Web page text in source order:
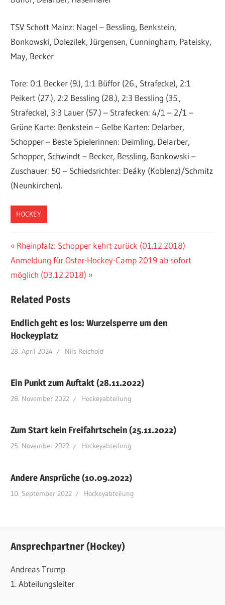
TSV Schott Mainz: Nagel – Bessling, Benkstein,
Bonkowski, Dolezilek, Jürgensen, Cunningham, Pateisky,
May, Becker
Tore: 0:1 Becker (9.), 1:1 Büffor (26., Strafecke), 2:1
Peikert (27.), 2:2 Bessling (28.), 2:3 Bessling (35.,
Strafecke), 3:3 Lauer (57.) – Strafecken: 4/1 – 2/1 –
Grüne Karte: Benkstein – Gelbe Karten: Delarber,
Schopper – Beste Spielerinnen: Deimling, Delarber,
Schopper, Schwindt – Becker, Bessling, Bonkowski –
Zuschauer: 50 – Schiedsrichter: Deáky (Koblenz)/Schmitz
(Neunkirchen).
HOCKEY
Beitragsnavigation
Vorheriger
Beitrag:
Rheinpfalz: Schopper kehrt zurück (01.12.2018)
Nächster
Beitrag:
Anmeldung für Oster-Hockey-Camp 2019 ab sofort
möglich (03.12.2018)
Related Posts
Endlich geht es los: Wurzelsperre um den
Hockeyplatz
28. April 2024 Nils Reichold
Ein Punkt zum Auftakt (28.11.2022)
28. November 2022 Hockeyabteilung
Zum Start kein Freifahrtschein (25.11.2022)
25. November 2022 Hockeyabteilung
Andere Ansprüche (10.09.2022)
10. September 2022 Hockeyabteilung
Ansprechpartner (Hockey)
Andreas Trump
1. Abteilungsleiter